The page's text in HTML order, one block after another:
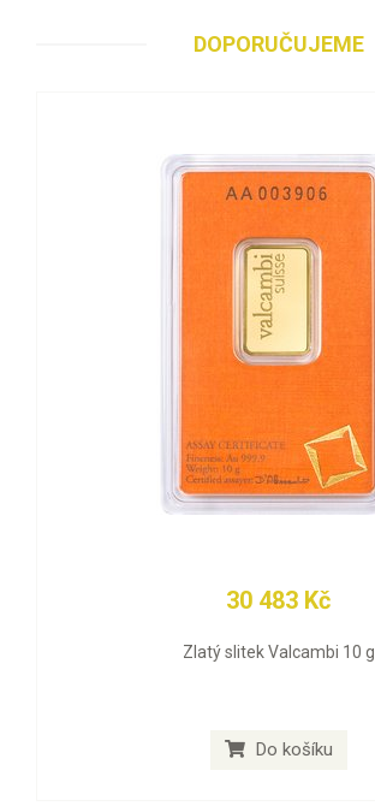
DOPORUČUJEME
30 483 Kč
Zlatý slitek Valcambi 10 g
Do košíku